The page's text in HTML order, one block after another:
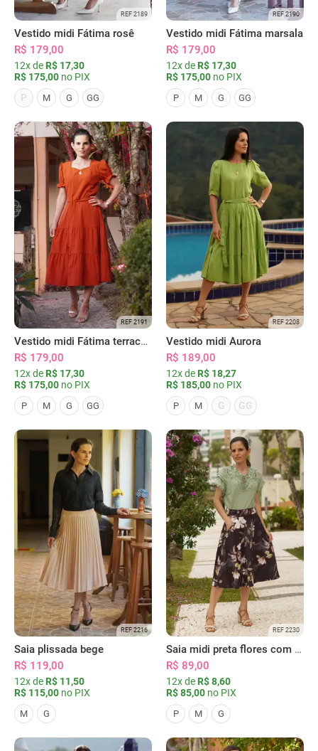
REF 2189
Vestido midi Fátima rosê
R$ 179,00
12x de R$ 17,30
R$ 175,00 no PIX
P
M G GG
REF 2190
Vestido midi Fátima marsala
R$ 179,00
12x de R$ 17,30
R$ 175,00 no PIX
P M G GG
REF 2191
Vestido midi Fátima terracota
R$ 179,00
12x de R$ 17,30
R$ 175,00 no PIX
P M G GG
REF 2208
Vestido midi Aurora
R$ 189,00
12x de R$ 18,27
R$ 185,00 no PIX
P M G GG
REF 2216
Saia plissada bege
R$ 119,00
12x de R$ 11,50
R$ 115,00 no PIX
M G
REF 2230
Saia midi preta flores com bolsos
R$ 89,00
12x de R$ 8,60
R$ 85,00 no PIX
P M G